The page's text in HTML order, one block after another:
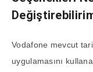
Vodafone mevcut
uygulamasını